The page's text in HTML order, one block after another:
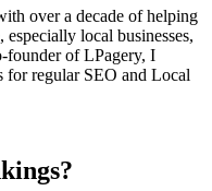
over a decade of helping
local businesses,
founder of LPagery, I
for regular SEO and Local